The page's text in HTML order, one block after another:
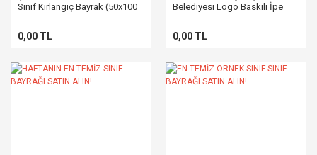
Sınıf Kırlangıç Bayrak (50x100
0,00 TL
Belediyesi Logo Baskılı İpe
0,00 TL